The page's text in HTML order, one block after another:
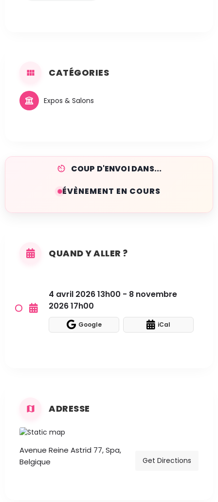
CATÉGORIES
Expos & Salons
COUP D'ENVOI DANS...
ÉVÈNEMENT EN COURS
QUAND Y ALLER ?
4 avril 2026 13h00 - 8 novembre
2026 17h00
Google iCal
ADRESSE
Avenue Reine Astrid 77, Spa,
Belgique
Get Directions